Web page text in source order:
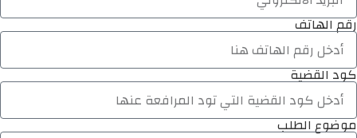
رقم الهاتف
كود القضية
موضوع الطلب